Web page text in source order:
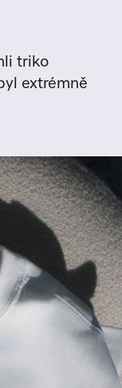
triko
extrémně